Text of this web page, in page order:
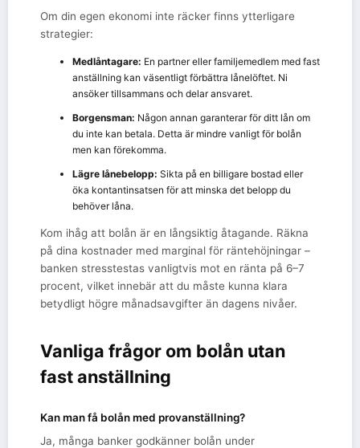
Om din egen ekonomi inte räcker finns ytterligare
strategier:
Medlåntagare: En partner eller familjemedlem med fast
anställning kan väsentligt förbättra lånelöftet. Ni
ansöker tillsammans och delar ansvaret.
Borgensman: Någon annan garanterar för ditt lån om
du inte kan betala. Detta är mindre vanligt för bolån
men kan förekomma.
Lägre lånebelopp: Sikta på en billigare bostad eller
öka kontantinsatsen för att minska det belopp du
behöver låna.
Kom ihåg att bolån är en långsiktig åtagande. Räkna
på dina kostnader med marginal för räntehöjningar –
banken stresstestas vanligtvis mot en ränta på 6–7
procent, vilket innebär att du måste kunna klara
betydligt högre månadsavgifter än dagens nivåer.
Vanliga frågor om bolån utan
fast anställning
Kan man få bolån med provanställning?
Ja, många banker godkänner bolån under